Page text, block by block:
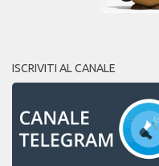
ISCRIVITI AL CANALE